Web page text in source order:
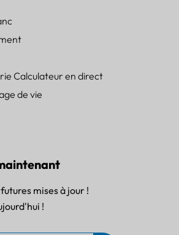
Calculateur en direct
de vie
mises à jour !
!